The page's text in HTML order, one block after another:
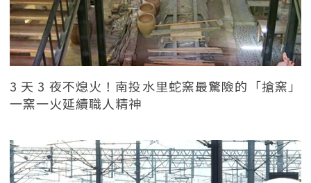
3 天 3 夜不熄火！南投水里蛇窯最驚險的「搶窯」
一窯一火延續職人精神